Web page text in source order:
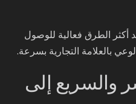
الطرق فعالية للوصول
بالعلامة التجارية بسرعة.
والسريع إلى